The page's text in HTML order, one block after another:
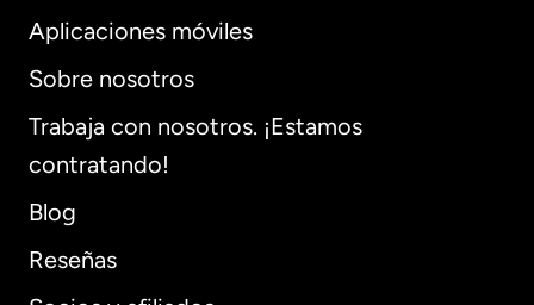
Aplicaciones móviles
Sobre nosotros
Trabaja con nosotros. ¡Estamos
contratando!
Blog
Reseñas